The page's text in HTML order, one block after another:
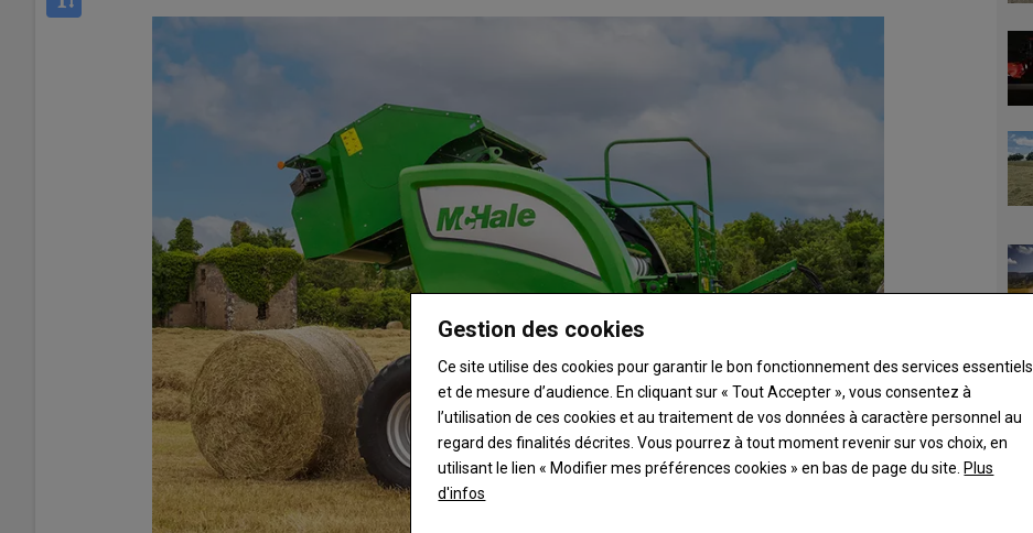
Gestion des cookies
Ce site utilise des cookies pour garantir le bon fonctionnement des services essentiels
et de mesure d’audience. En cliquant sur « Tout Accepter », vous consentez à
l’utilisation de ces cookies et au traitement de vos données à caractère personnel au
regard des finalités décrites. Vous pourrez à tout moment revenir sur vos choix, en
utilisant le lien « Modifier mes préférences cookies » en bas de page du site. Plus
d'infos